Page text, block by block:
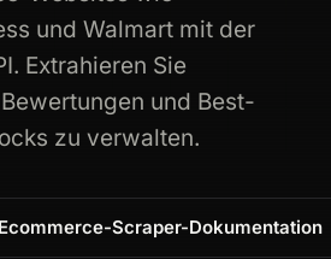
und Walmart mit der
Extrahieren Sie
und Best-
zu verwalten.
Ecommerce-Scraper-Dokumentation